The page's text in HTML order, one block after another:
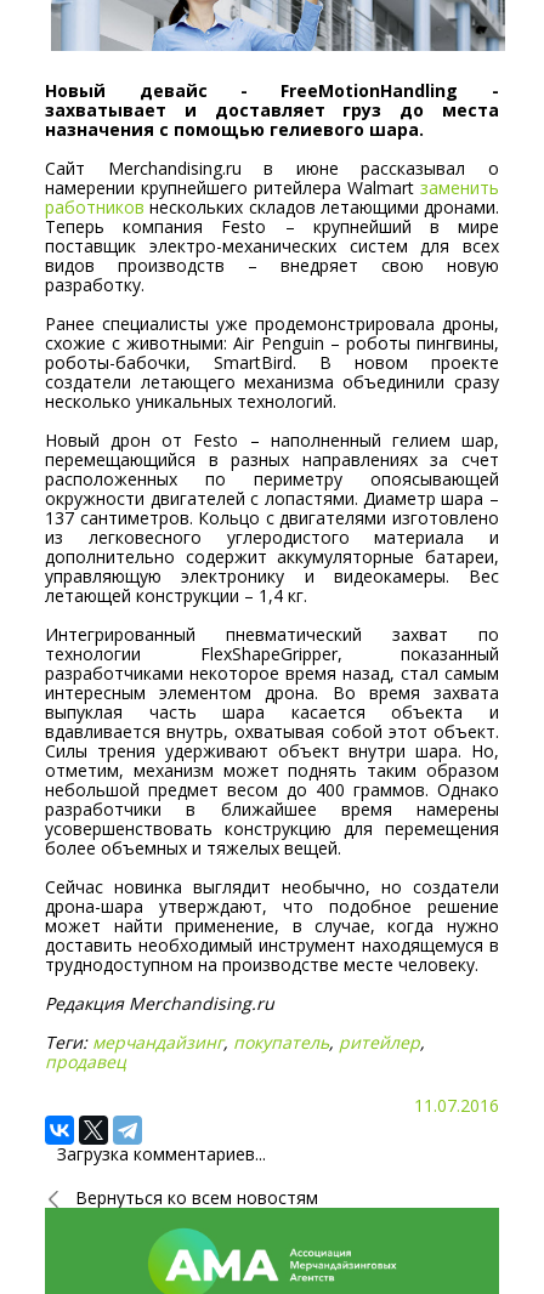
Новый девайс - FreeMotionHandling -
захватывает и доставляет груз до места
назначения с помощью гелиевого шара.
Сайт Merchandising.ru в июне рассказывал о
намерении крупнейшего ритейлера Walmart заменить
работниковнескольких складов летающими дронами.
Теперь компания Festo – крупнейший в мире
поставщик электро-механических систем для всех
видов производств – внедряет свою новую
разработку.
Ранее специалисты уже продемонстрировала дроны,
схожие с животными: Air Penguin – роботы пингвины,
роботы-бабочки, SmartBird. В новом проекте
создатели летающего механизма объединили сразу
несколько уникальных технологий.
Новый дрон от Festo – наполненный гелием шар,
перемещающийся в разных направлениях за счет
расположенных по периметру опоясывающей
окружности двигателей с лопастями. Диаметр шара –
137 сантиметров. Кольцо с двигателями изготовлено
из легковесного углеродистого материала и
дополнительно содержит аккумуляторные батареи,
управляющую электронику и видеокамеры. Вес
летающей конструкции – 1,4 кг.
Интегрированный пневматический захват по
технологии FlexShapeGripper, показанный
разработчиками некоторое время назад, стал самым
интересным элементом дрона. Во время захвата
выпуклая часть шара касается объекта и
вдавливается внутрь, охватывая собой этот объект.
Силы трения удерживают объект внутри шара. Но,
отметим, механизм может поднять таким образом
небольшой предмет весом до 400 граммов. Однако
разработчики в ближайшее время намерены
усовершенствовать конструкцию для перемещения
более объемных и тяжелых вещей.
Сейчас новинка выглядит необычно, но создатели
дрона-шара утверждают, что подобное решение
может найти применение, в случае, когда нужно
доставить необходимый инструмент находящемуся в
труднодоступном на производстве месте человеку.
Редакция Merchandising.ru
Теги: мерчандайзинг, покупатель, ритейлер,
продавец
11.07.2016
Загрузка комментариев...
Вернуться ко всем новостям